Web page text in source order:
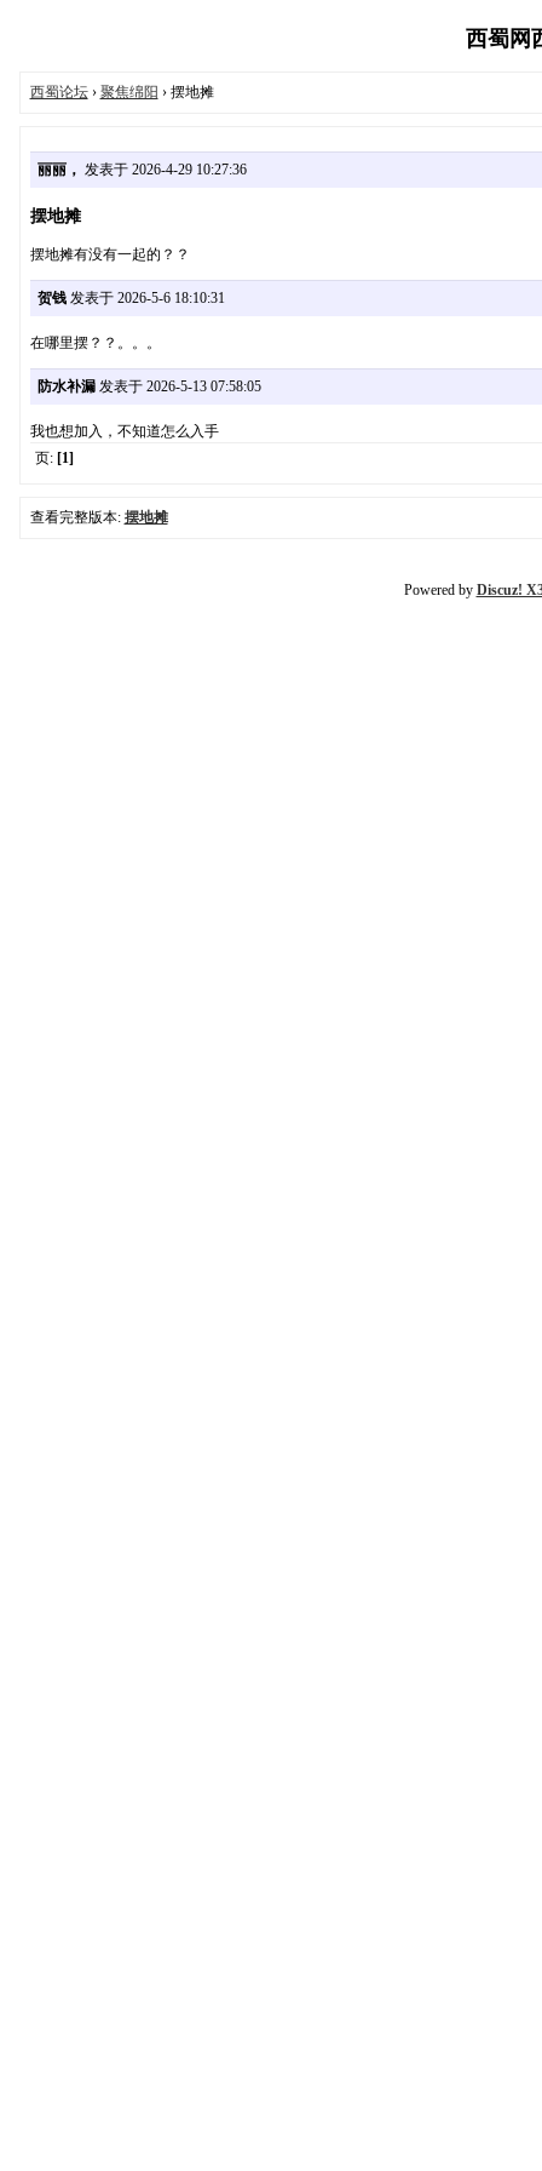
西蜀网
西蜀论坛› 聚焦绵阳 › 摆地摊
丽丽， 发表于 2026-4-29 10:27:36
摆地摊
摆地摊有没有一起的？？
贺钱发表于 2026-5-6 18:10:31
在哪里摆？？。。。
防水补漏发表于 2026-5-13 07:58:05
我也想加入，不知道怎么入手
页: [1]
查看完整版本: 摆地摊
Powered by Discuz!